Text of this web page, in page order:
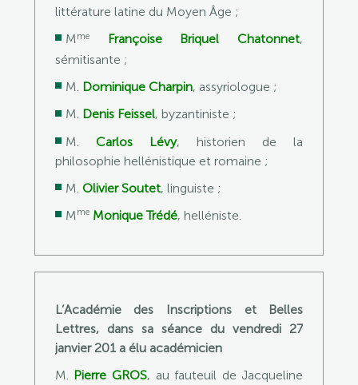
littérature latine du Moyen Âge ;
Mme Françoise Briquel Chatonnet,
sémitisante ;
M. Dominique Charpin, assyriologue ;
M. Denis Feissel, byzantiniste ;
M. Carlos Lévy, historien de la
philosophie hellénistique et romaine ;
M. Olivier Soutet, linguiste ;
M me Monique Trédé, helléniste.
L’Académie des Inscriptions et Belles
Lettres, dans sa séance du vendredi 27
janvier 201 a élu académicien
M. Pierre GROS, au fauteuil de Jacqueline